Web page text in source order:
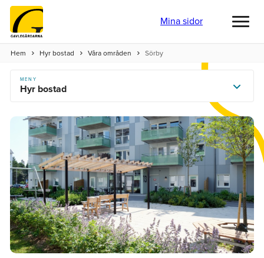
Mina sidor
Hem Hyr bostad Våra områden Sörby
MENY
Hyr bostad